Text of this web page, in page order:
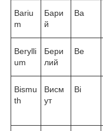
Bariu
m
Бари
й
Ba
Berylli
um
Бери
лий
Be
Bismu
th
Висм
ут
Bi